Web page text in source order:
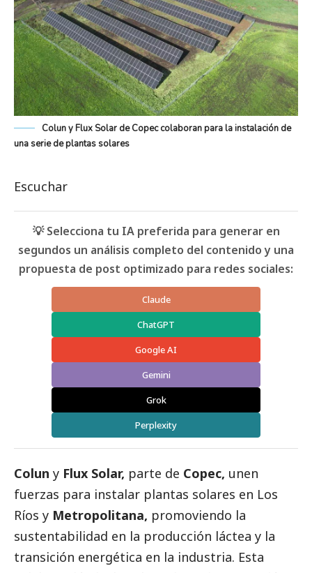
Colun y Flux Solar de Copec colaboran para la instalación de
una serie de plantas solares
Escuchar
💡 Selecciona tu IA preferida para generar en
segundos un análisis completo del contenido y una
propuesta de post optimizado para redes sociales:
Claude
ChatGPT
Google AI
Gemini
Grok
Perplexity
Colun y Flux Solar, parte de Copec, unen
fuerzas para instalar plantas solares en Los
Ríos y Metropolitana, promoviendo la
sustentabilidad en la producción láctea y la
transición energética en la industria. Esta